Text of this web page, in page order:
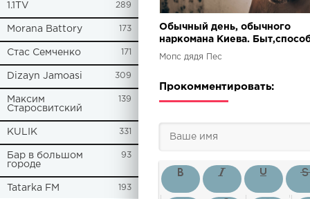
1.1TV 289
Morana Battory 173
Стас Семченко 171
Dizayn Jamoasi 309
Максим
Старосвитский
139
KULIK 331
Бар в большом
городе
93
Tatarka FM 193
Обычный день, обычного
наркомана Киева.
добычи средств и
Мопс дядя Пес
Прокомментировать: